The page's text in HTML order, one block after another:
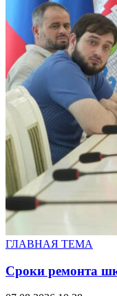
ГЛАВНАЯ ТЕМА
Сроки ремонта